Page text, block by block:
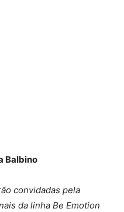
Balbino
convidadas pela
da linha Be Emotion